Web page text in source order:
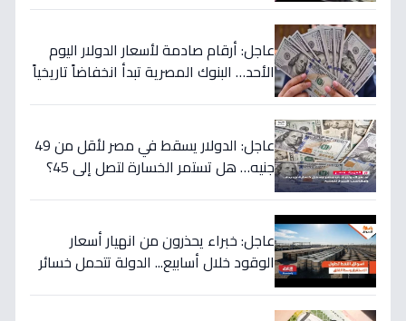
عاجل: أرقام صادمة لأسعار الدولار اليوم
الأحد… البنوك المصرية تبدأ انخفاضاً تاريخياً
عاجل: الدولار يسقط في مصر لأقل من 49
جنيه… هل تستمر الخسارة لتصل إلى 45؟
عاجل: خبراء يحذرون من انهيار أسعار
الوقود خلال أسابيع... الدولة تتحمل خسائر